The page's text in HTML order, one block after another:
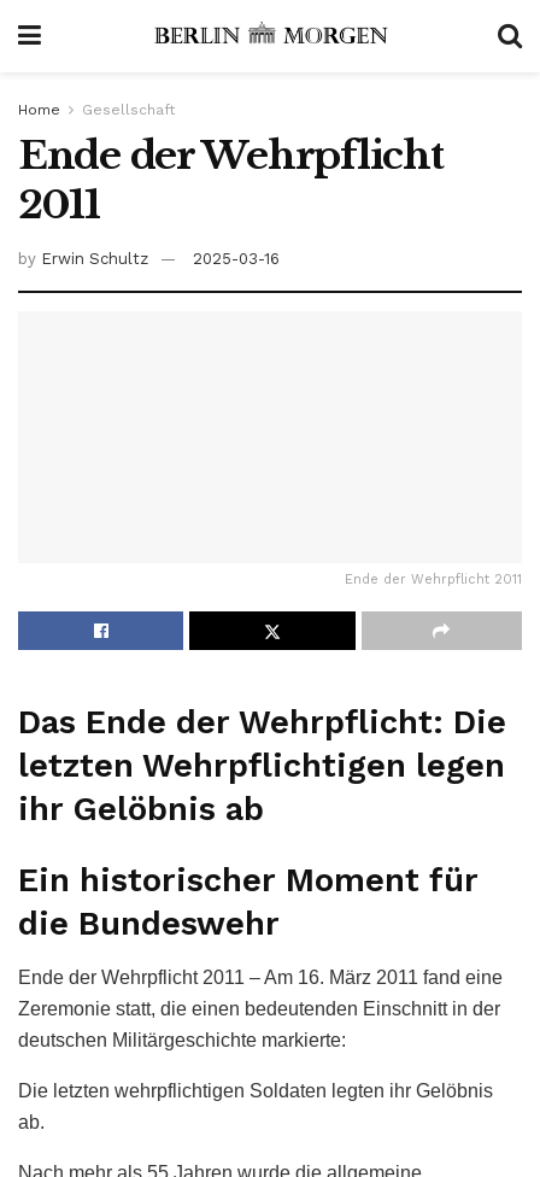
Home Gesellschaft
Ende der Wehrpflicht
2011
by Erwin Schultz 2025-03-16
Ende der Wehrpflicht 2011
Das Ende der Wehrpflicht: Die
letzten Wehrpflichtigen legen
ihr Gelöbnis ab
Ein historischer Moment für
die Bundeswehr
Ende der Wehrpflicht 2011 – Am 16. März 2011 fand eine
Zeremonie statt, die einen bedeutenden Einschnitt in der
deutschen Militärgeschichte markierte:
Die letzten wehrpflichtigen Soldaten legten ihr Gelöbnis
ab.
Nach mehr als 55 Jahren wurde die allgemeine